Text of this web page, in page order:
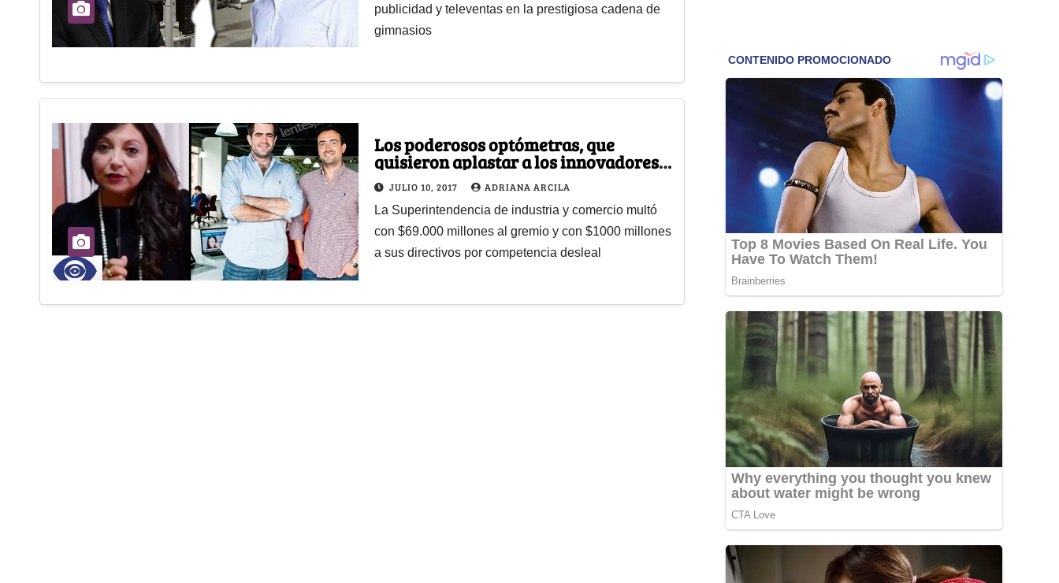
publicidad y televentas en la prestigiosa cadena de
gimnasios
Los poderosos optómetras, que
quisieron aplastar a los innovadores
de LentesPlus, perdieron la pelea
JULIO 10, 2017 ADRIANA ARCILA
La Superintendencia de industria y comercio multó
con $69.000 millones al gremio y con $1000 millones
a sus directivos por competencia desleal